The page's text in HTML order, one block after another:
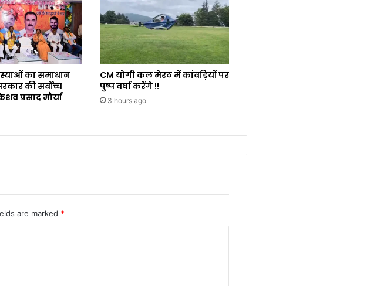
का समाधान
की सर्वोच्च
प्रसाद मौर्या
CM योगी कल मेरठ में कांवड़ियों पर
पुष्प वर्षा करेंगे !!
3 hours ago
are marked *